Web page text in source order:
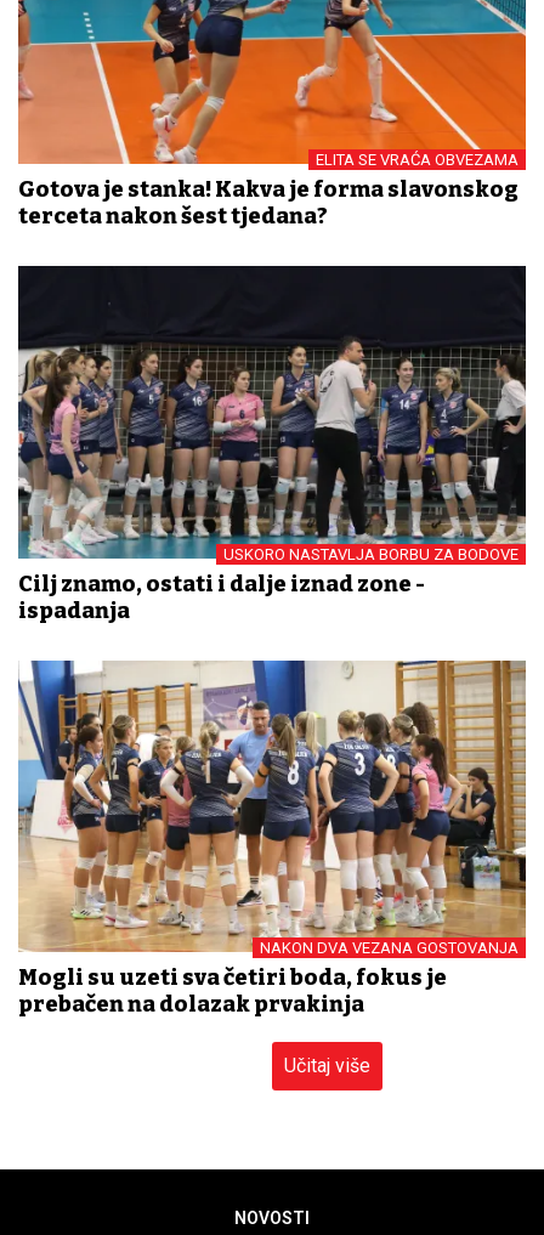
ELITA SE VRAĆA OBVEZAMA
Gotova je stanka! Kakva je forma slavonskog
terceta nakon šest tjedana?
USKORO NASTAVLJA BORBU ZA BODOVE
Cilj znamo, ostati i dalje iznad zone -
ispadanja
NAKON DVA VEZANA GOSTOVANJA
Mogli su uzeti sva četiri boda, fokus je
prebačen na dolazak prvakinja
Učitaj više
NOVOSTI